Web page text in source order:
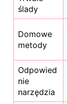
ślady
Domowe
metody
Odpowied
nie
narzędzia